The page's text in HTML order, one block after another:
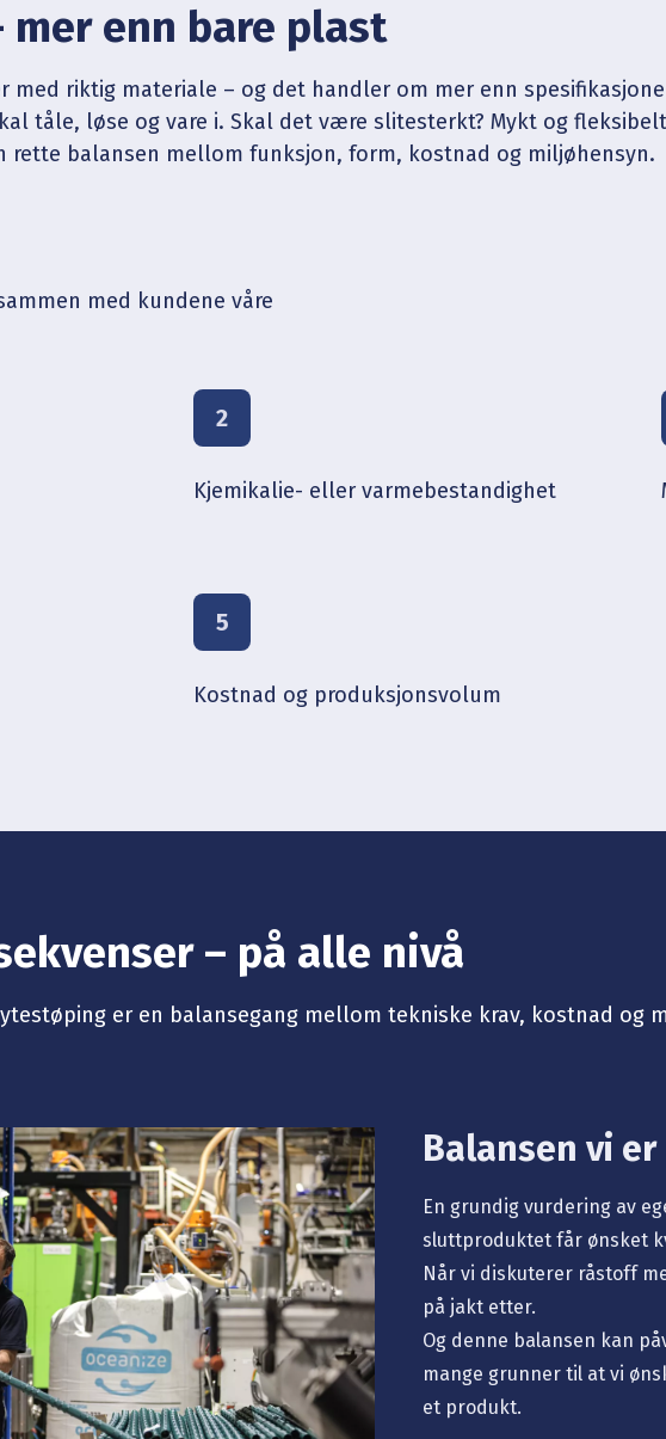
enn bare plast
riktig materiale – og det handler om mer enn
tåle, løse og vare i. Skal det være slitesterkt? Mykt og
rette balansen mellom funksjon, form, kostnad og miljøhensyn.
med kundene våre
2
Kjemikalie- eller varmebestandighet
5
Kostnad og produksjonsvolum
– på alle nivå
er en balansegang mellom tekniske krav, kostnad og
Balansen vi
En grundig vurdering av
sluttproduktet får ønsket
Når vi diskuterer råstoff
på jakt etter.
Og denne balansen kan
mange grunner til at vi
et produkt.